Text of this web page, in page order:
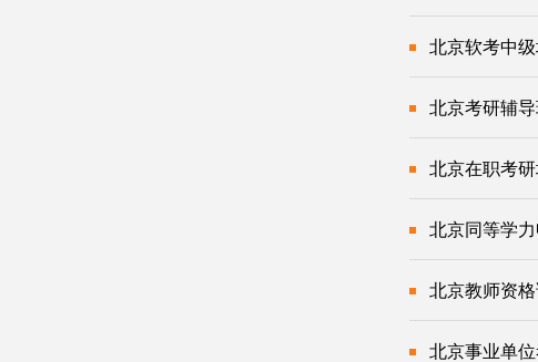
北京软考中
北京考研辅导
北京在职考
北京同等学
北京教师资
北京事业单